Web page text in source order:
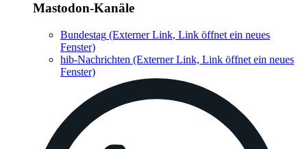
Mastodon-Kanäle
Bundestag (Externer Link, Link öffnet ein neues
Fenster)
hib-Nachrichten (Externer Link, Link öffnet ein neues
Fenster)